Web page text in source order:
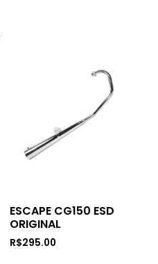
ESCAPE CG150 ESD
ORIGINAL
R$295.00